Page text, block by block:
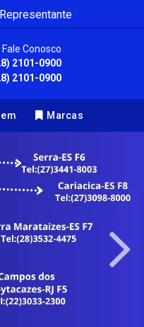
Fale Conosco
2101-0900
2101-0900
Marcas